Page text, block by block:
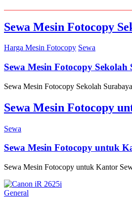
Sewa Mesin Fotocopy
Harga Mesin Fotocopy Sewa
Sewa Mesin Fotocopy Sekolah
Sewa Mesin Fotocopy Sekolah
Sewa Mesin Fotocopy
Sewa
Sewa Mesin Fotocopy untuk
Sewa Mesin Fotocopy untuk Kantor
General